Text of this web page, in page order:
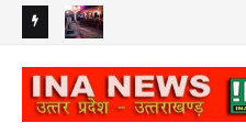
का जनसैलाब - INA NEWS
जिला/प्रदेश